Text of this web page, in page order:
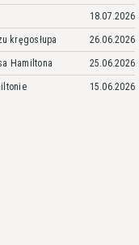
18.07.2026
kręgosłupa 26.06.2026
Hamiltona 25.06.2026
15.06.2026